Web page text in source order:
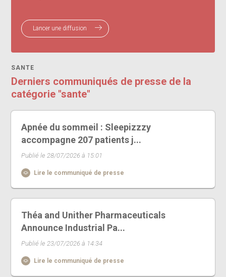
Lancer une diffusion
SANTE
Derniers communiqués de presse de la
catégorie "sante"
Apnée du sommeil : Sleepizzzy
accompagne 207 patients j...
Publié le 28/07/2026 à 15:01
Lire le communiqué de presse
Théa and Unither Pharmaceuticals
Announce Industrial Pa...
Publié le 23/07/2026 à 14:34
Lire le communiqué de presse